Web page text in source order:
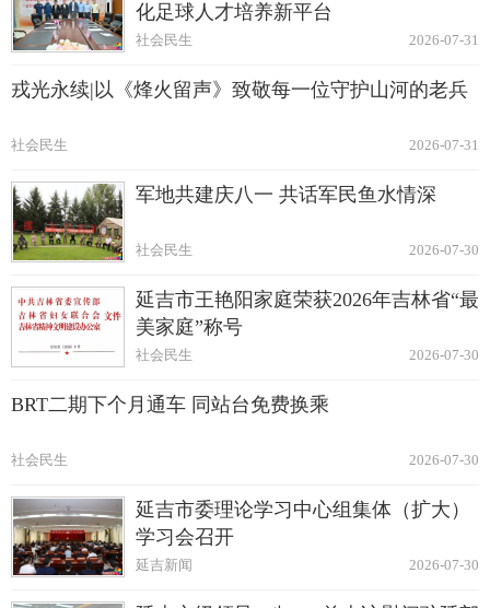
化足球人才培养新平台
2026-07-31
社会民生
戎光永续|以《烽火留声》致敬每一位守护山河的老兵
2026-07-31
社会民生
军地共建庆八一 共话军民鱼水情深
2026-07-30
社会民生
延吉市王艳阳家庭荣获2026年吉林省“最
美家庭”称号
2026-07-30
社会民生
BRT二期下个月通车 同站台免费换乘
2026-07-30
社会民生
延吉市委理论学习中心组集体（扩大）
学习会召开
2026-07-30
延吉新闻